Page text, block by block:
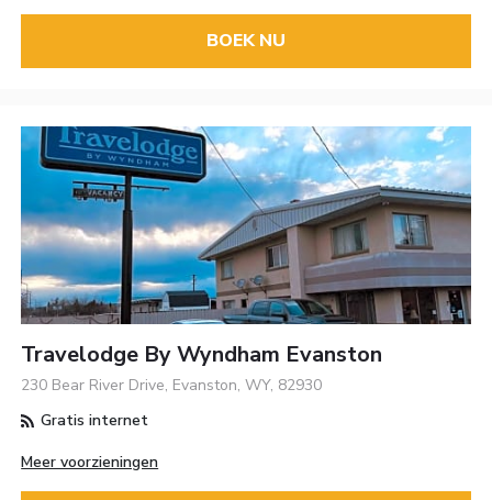
BOEK NU
Travelodge By Wyndham Evanston
230 Bear River Drive, Evanston, WY, 82930
Gratis internet
Meer voorzieningen